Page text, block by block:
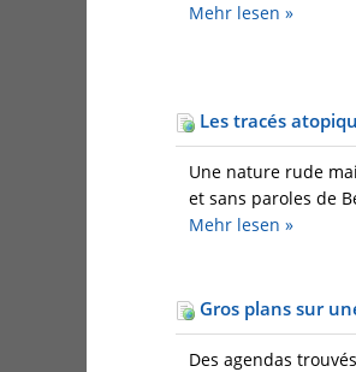
Mehr lesen »
Les tracés
Une nature rude
et sans paroles de
Mehr lesen »
Gros plans sur
Des agendas